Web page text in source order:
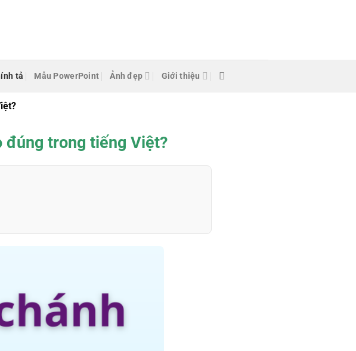
tả Mẫu PowerPoint Ảnh đẹp Giới thiệu
đúng trong tiếng Việt?